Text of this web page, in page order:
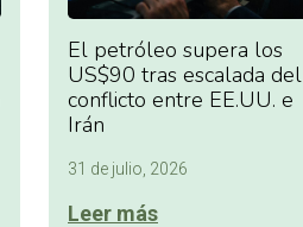
El petróleo supera los
US$90 tras escalada del
conflicto entre EE.UU. e
Irán
31 de julio, 2026
Leer más